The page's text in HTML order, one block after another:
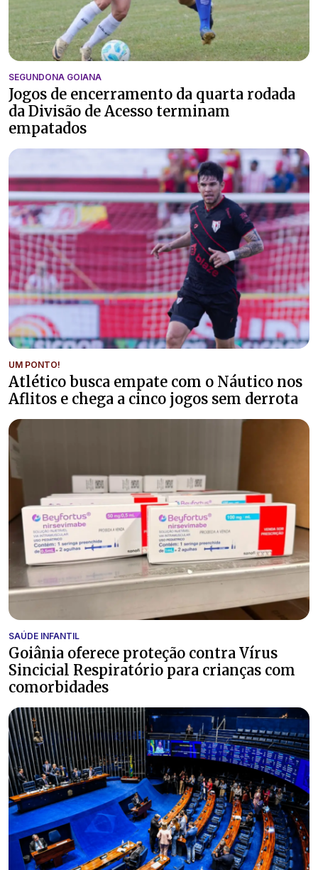
SEGUNDONA GOIANA
Jogos de encerramento da quarta rodada
da Divisão de Acesso terminam
empatados
UM PONTO!
Atlético busca empate com o Náutico nos
Aflitos e chega a cinco jogos sem derrota
SAÚDE INFANTIL
Goiânia oferece proteção contra Vírus
Sincicial Respiratório para crianças com
comorbidades